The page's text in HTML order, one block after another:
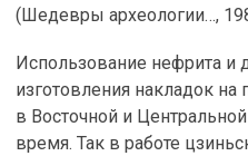
(Шедевры археологии…,
Использование нефрита и
изготовления накладок на
в Восточной и
время. Так в работе